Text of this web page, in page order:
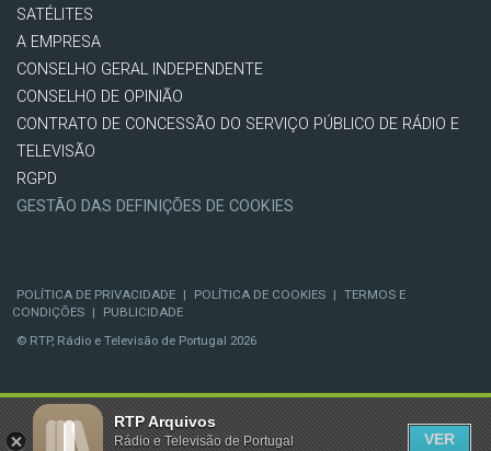
SATÉLITES
A EMPRESA
CONSELHO GERAL INDEPENDENTE
CONSELHO DE OPINIÃO
CONTRATO DE CONCESSÃO DO SERVIÇO PÚBLICO DE RÁDIO E
TELEVISÃO
RGPD
GESTÃO DAS DEFINIÇÕES DE COOKIES
POLÍTICA DE PRIVACIDADE | POLÍTICA DE COOKIES | TERMOS E
CONDIÇÕES |
PUBLICIDADE
© RTP, Rádio e Televisão de Portugal 2026
RTP Arquivos
Rádio e Televisão de Portugal
VER